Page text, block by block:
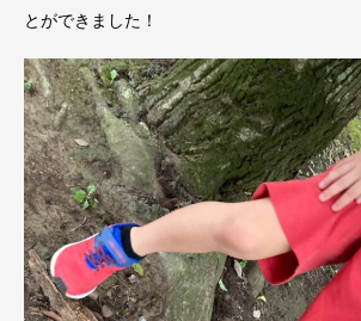
とができました！